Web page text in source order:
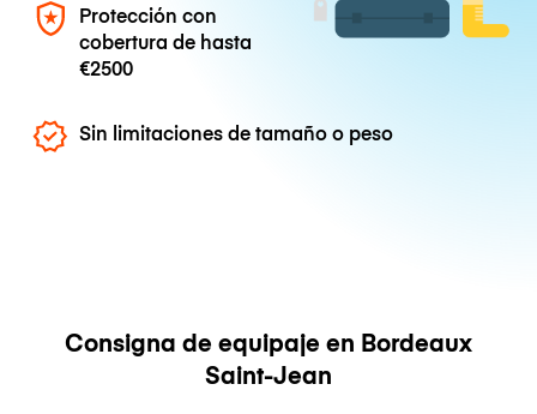
Protección con
cobertura de hasta
€2500
Sin limitaciones de tamaño o peso
Consigna de equipaje en Bordeaux
Saint-Jean